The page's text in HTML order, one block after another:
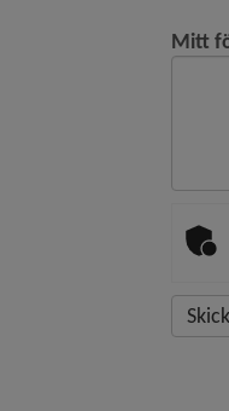
Mitt